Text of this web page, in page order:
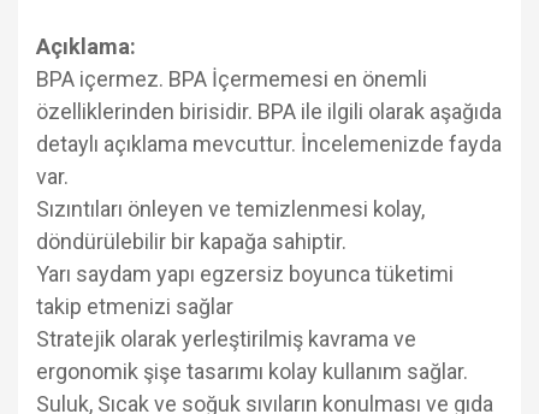
Açıklama:
BPA içermez. BPA İçermemesi en önemli
özelliklerinden birisidir. BPA ile ilgili olarak aşağıda
detaylı açıklama mevcuttur. İncelemenizde fayda
var.
Sızıntıları önleyen ve temizlenmesi kolay,
döndürülebilir bir kapağa sahiptir.
Yarı saydam yapı egzersiz boyunca tüketimi
takip etmenizi sağlar
Stratejik olarak yerleştirilmiş kavrama ve
ergonomik şişe tasarımı kolay kullanım sağlar.
Suluk, Sıcak ve soğuk sıvıların konulması ve gıda